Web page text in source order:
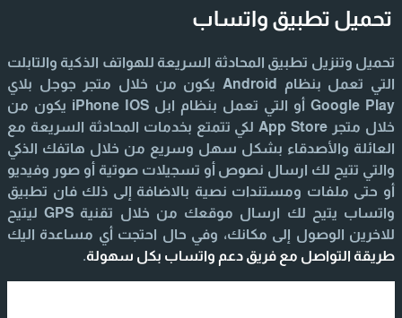
تحميل تطبيق واتساب
تحميل وتنزيل تطبيق المحادثة السريعة للهواتف الذكية والتابلت
التي تعمل بنظام Android يكون من خلال متجر جوجل بلاي
Google Play أو التي تعمل بنظام ابل iPhone IOS يكون من
خلال متجر App Store لكي تتمتع بخدمات المحادثة السريعة مع
العائلة والأصدقاء بشكل سهل وسريع من خلال هاتفك الذكي
والتي تتيح لك ارسال نصوص أو تسجيلات صوتية أو صور وفيديو
أو حتى ملفات ومستندات نصية بالاضافة إلى ذلك فان تطبيق
واتساب يتيح لك ارسال موقعك من خلال تقنية GPS ليتيح
للاخرين الوصول إلى مكانك، وفي حال احتجت أي مساعدة اليك
طريقة التواصل مع فريق دعم واتساب بكل سهولة.